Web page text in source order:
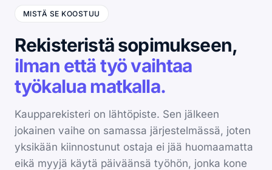
MISTÄ SE KOOSTUU
Rekisteristä sopimukseen,
ilman että työ vaihtaa
työkalua matkalla.
Kaupparekisteri on lähtöpiste. Sen jälkeen
jokainen vaihe on samassa järjestelmässä, joten
yksikään kiinnostunut ostaja ei jää huomaamatta
eikä myyjä käytä päiväänsä työhön, jonka kone